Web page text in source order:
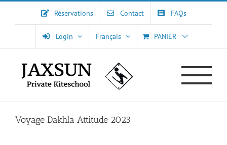
Réservations Contact FAQs
Login Français PANIER
Voyage Dakhla Attitude 2023